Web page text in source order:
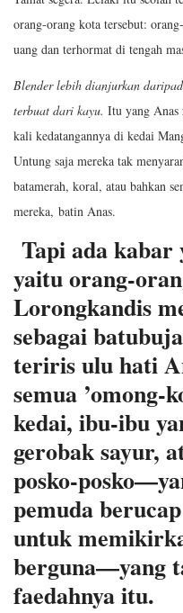
orang-orang kota tersebut:
uang dan terhormat di tengah
Blender lebih dianjurkan
terbuat dari kayu. Itu yang Anas
kali kedatangannya di kedai
Untung saja mereka tak
batamerah, koral, atau bahkan
mereka, batin Anas.
Tapi ada kabar
yaitu orang-
Lorongkandis
sebagai
teriris ulu hati
semua ’omong-
kedai, ibu-ibu
gerobak sayur,
posko-
pemuda
untuk
berguna—yang
faedahnya itu.